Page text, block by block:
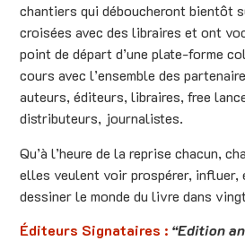
chantiers qui déboucheront bientôt
croisées avec des libraires et ont
point de départ d’une plate-forme
cours avec l’ensemble des
auteurs, éditeurs, libraires, free
distributeurs, journalistes.
Qu’à l’heure de la reprise chacun,
elles veulent voir prospérer, influer,
dessiner le monde du livre dans
Éditeurs Signataires : “Edition